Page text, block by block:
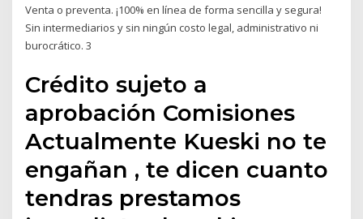
Venta o preventa. ¡100% en línea de forma sencilla y segura!
Sin intermediarios y sin ningún costo legal, administrativo ni
burocrático. 3
Crédito sujeto a
aprobación Comisiones
Actualmente Kueski no te
engañan , te dicen cuanto
tendras prestamos